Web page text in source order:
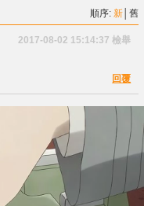
順序:新 │舊
2017-08-02 15:14:37 檢舉
回覆